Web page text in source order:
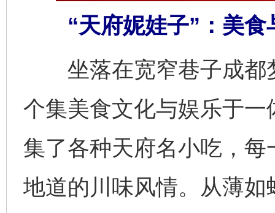
“天府妮娃子”：美食
坐落在宽窄巷子成都
个集美食文化与娱乐于
集了各种天府名小吃，
地道的川味风情。从薄